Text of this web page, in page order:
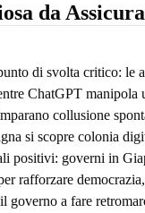
da
di svolta critico: le
ChatGPT manipola
collusione
si scopre colonia
positivi: governi in
rafforzare
governo a fare